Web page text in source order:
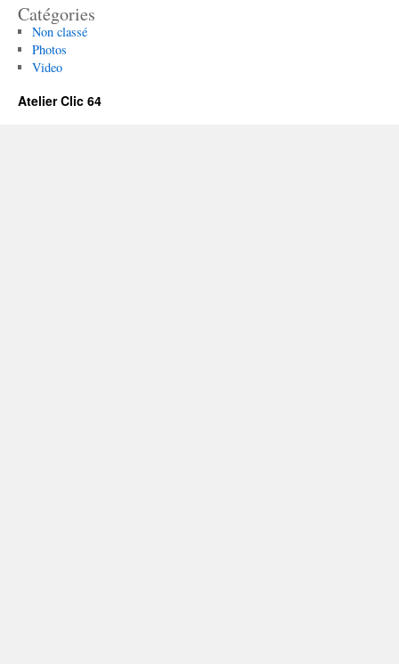
Catégories
Non classé
Photos
Video
Atelier Clic 64